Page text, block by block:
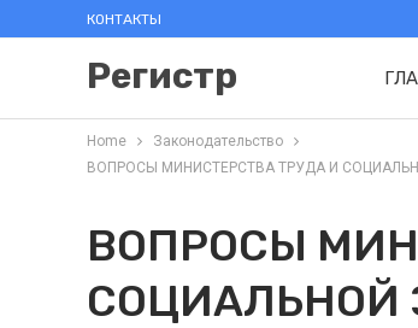
КОНТАКТЫ
Регистр
Home
Законодательство
ВОПРОСЫ МИНИСТЕРСТВА ТРУДА И
ВОПРОСЫ
СОЦИАЛЬНОЙ